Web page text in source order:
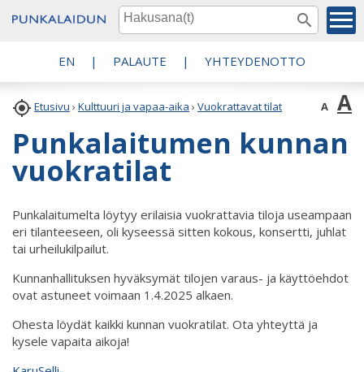
EN | PALAUTE | YHTEYDENOTTO
 Etusivu › Kulttuuri ja vapaa-aika › Vuokrattavat tilat A A
Punkalaitumen kunnan
vuokratilat
Punkalaitumelta löytyy erilaisia vuokrattavia tiloja useampaan
eri tilanteeseen, oli kyseessä sitten kokous, konsertti, juhlat
tai urheilukilpailut.
Kunnanhallituksen hyväksymät tilojen varaus- ja käyttöehdot
ovat astuneet voimaan 1.4.2025 alkaen.
Ohesta löydät kaikki kunnan vuokratilat. Ota yhteyttä ja
kysele vapaita aikoja!